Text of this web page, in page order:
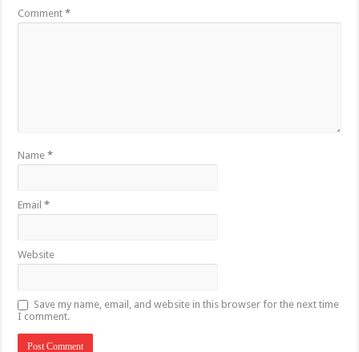
Comment*
Name*
Email*
Website
Save my name, email, and website in this browser for the next time
I comment.